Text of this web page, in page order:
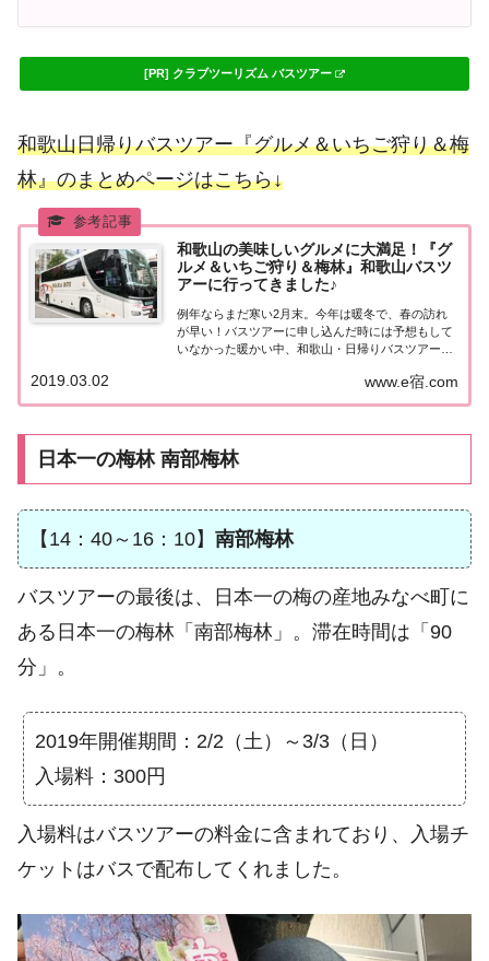
[PR] クラブツーリズム バスツアー
和歌山日帰りバスツアー『グルメ＆いちご狩り＆梅
林』のまとめページはこちら↓
和歌山の美味しいグルメに大満足！『グ
ルメ＆いちご狩り＆梅林』和歌山バスツ
アーに行ってきました♪
例年ならまだ寒い2月末。今年は暖冬で、春の訪れ
が早い！バスツアーに申し込んだ時には予想もして
いなかった暖かい中、和歌山・日帰りバスツアーに
歌山の美味しい食材を使ったグルメと和歌山が生ん
だブランドいちご「まりひめ」が食べれるいちご狩
www.e宿.com
2019.03.02
日本一の梅林 南部梅林
【14：40～16：10】 南部梅林
バスツアーの最後は、日本一の梅の産地みなべ町に
ある日本一の梅林「南部梅林」。滞在時間は「90
分」。
2019年開催期間：2/2（土）～3/3（日）
入場料：300円
入場料はバスツアーの料金に含まれており、入場チ
ケットはバスで配布してくれました。